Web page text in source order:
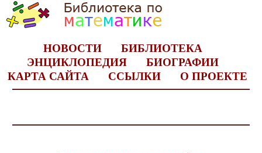
НОВОСТИ
БИБЛИОТЕКА
ЭНЦИКЛОПЕДИЯ
БИОГРАФИИ
КАРТА САЙТА
ССЫЛКИ О ПРОЕКТЕ